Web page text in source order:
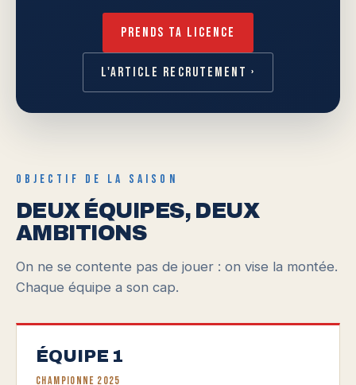
Prends ta licence
L'article recrutement ›
OBJECTIF DE LA SAISON
DEUX ÉQUIPES, DEUX
AMBITIONS
On ne se contente pas de jouer : on vise la montée.
Chaque équipe a son cap.
ÉQUIPE 1
Championne 2025